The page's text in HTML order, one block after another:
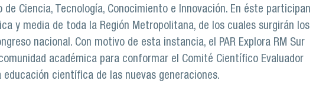
Ciencia, Tecnología, Conocimiento e Innovación. En éste participan
y media de toda la Región Metropolitana, de los cuales surgirán los
nacional. Con motivo de esta instancia, el PAR Explora RM Sur
académica para conformar el Comité Científico Evaluador
educación científica de las nuevas generaciones.